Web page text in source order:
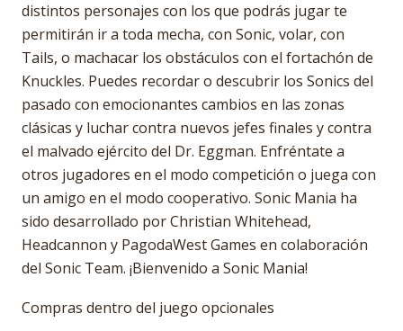
distintos personajes con los que podrás jugar te
permitirán ir a toda mecha, con Sonic, volar, con
Tails, o machacar los obstáculos con el fortachón de
Knuckles. Puedes recordar o descubrir los Sonics del
pasado con emocionantes cambios en las zonas
clásicas y luchar contra nuevos jefes finales y contra
el malvado ejército del Dr. Eggman. Enfréntate a
otros jugadores en el modo competición o juega con
un amigo en el modo cooperativo. Sonic Mania ha
sido desarrollado por Christian Whitehead,
Headcannon y PagodaWest Games en colaboración
del Sonic Team. ¡Bienvenido a Sonic Mania!
Compras dentro del juego opcionales